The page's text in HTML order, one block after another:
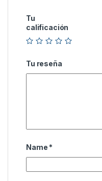
Tu
calificación
Tu reseña
Name *